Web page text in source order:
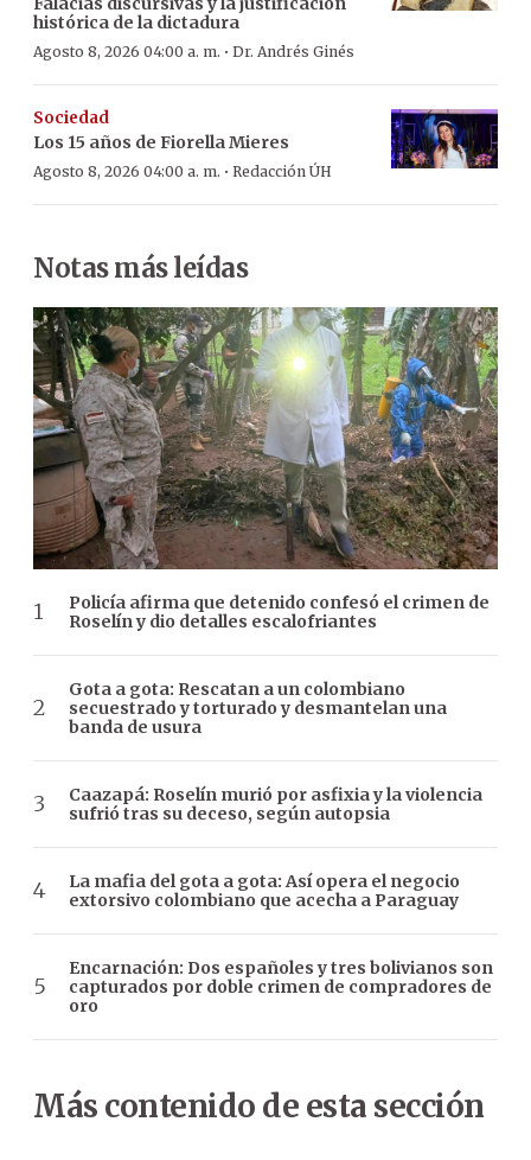
histórica de la dictadura
Agosto 8, 2026 04:00 a. m. · Dr. Andrés Ginés
Sociedad
Los 15 años de Fiorella Mieres
Agosto 8, 2026 04:00 a. m. · Redacción ÚH
Notas más leídas
Policía afirma que detenido confesó el crimen de
Roselín y dio detalles escalofriantes
Gota a gota: Rescatan a un colombiano
secuestrado y torturado y desmantelan una
banda de usura
Caazapá: Roselín murió por asfixia y la violencia
sufrió tras su deceso, según autopsia
La mafia del gota a gota: Así opera el negocio
extorsivo colombiano que acecha a Paraguay
Encarnación: Dos españoles y tres bolivianos son
capturados por doble crimen de compradores de
oro
Más contenido de esta sección